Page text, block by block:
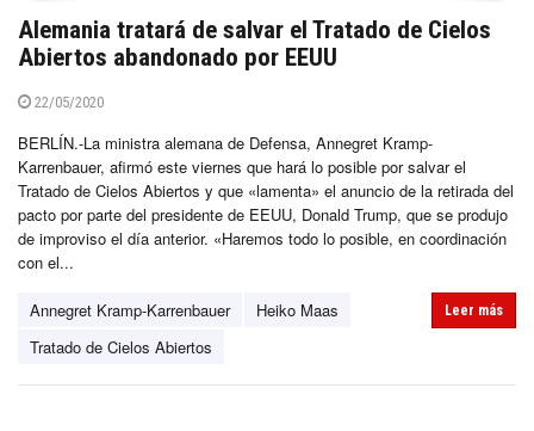
Alemania tratará de salvar el Tratado de Cielos
Abiertos abandonado por EEUU
22/05/2020
BERLÍN.-La ministra alemana de Defensa, Annegret Kramp-
Karrenbauer, afirmó este viernes que hará lo posible por salvar el
Tratado de Cielos Abiertos y que «lamenta» el anuncio de la retirada del
pacto por parte del presidente de EEUU, Donald Trump, que se produjo
de improviso el día anterior. «Haremos todo lo posible, en coordinación
con el...
Annegret Kramp-Karrenbauer
Heiko Maas
Tratado de Cielos Abiertos
Leer más